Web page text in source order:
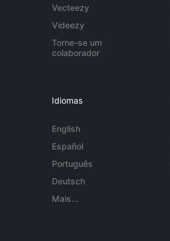
Vecteezy
Videezy
Torne-se um
colaborador
Idiomas
English
Español
Português
Deutsch
Mais...